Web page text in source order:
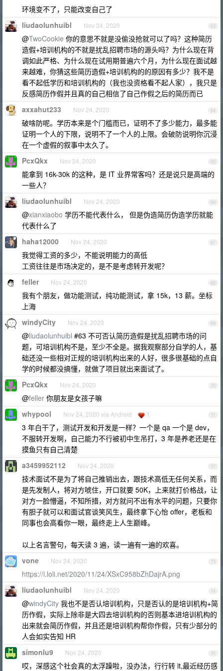
环境变不了，只能改变自己了
63
liudaolunhuibl Nov 24, 2020
@TwoCookie 你的意思不就是没偷没抢就可以了吗？这种简历
造假+培训机构的不就是扰乱招聘市场的源头吗？为什么现在背
调如此严格、为什么现在试用期普遍六个月，为什么现在面试越
来越难，你猜这些简历造假+培训机构的的原因有多少？我不是
看不起低学历和培训机构的（我也没资格看不起人家），我只是
反感简历作假并且真的自己相信了自己作假之后的简历而已
64
axxahut233 Nov 24, 2020
破啥防呢。学历本来是个门槛而已，证明不了多少能力，最多能
证明一个人的下限，说明不了一个人的上限。会破防说明你沉浸
在一个虚假的叙事中太久了。
65
PcxQkx Nov 24, 2020
能拿到 16k-30k 的这种，是 IT 业界常客吗？还是说只是高端的
一些人？
66
liudaolunhuibl Nov 24, 2020
@xianxiaobo 学历不能代表什么， 但是伪造简历伪造学历就能
代表什么了
67
haha12000 Nov 24, 2020
我觉得工资的多少，不能说明能力的高低
工资往往是市场决定的，是不是考虑转开发呢？
68
feller Nov 24, 2020
我有个朋友，做功能测试，纯功能测试，拿 15k，13 薪。坐标
上海
69
windyCity Nov 24, 2020
@liudaolunhuibl #63 不可否认简历造假是扰乱招聘市场的问
题，可培训机构不是，至少不全是。据我观察部分自学的人，基
础还没一些相对正规的培训机构出来的人好，很多很基础的点自
学的时候都没搞懂，就做了项目就出来面试了。
70
PcxQkx Nov 24, 2020
@feller 你朋友是女孩子嘛
71
whypool Nov 24, 2020 via Android 1
3 年白干了，测试开发和开发是一样？一个是 qa 一个是 dev，
不服转开发啊，自己能力不行被初中生吊打，3 年是养老还是在
摸鱼只有自己清楚
72
a3459952112 Nov 24, 2020
技术面试不是为了将自己推销出去，跟技术高低无任何关系，而
是先发制人，将对方唬住，开口就要 50K，上来就打价格战，让
对方一脸懵逼，不知所措，对方就问不出有水平的问题，只要你
有胆子就可以和面试官谈笑风生，最终拿下心怡 offer，老板和
同事也会高看你一眼，最终走上人生巅峰。
以上名言警句，每天读 3 遍，读一遍有一遍的欢喜。
73
vone Nov 24, 2020
https://i.loli.net/2020/11/24/XSxC958bZhDajrA.png
74
liudaolunhuibl Nov 24, 2020
@windyCity 我也不是否认培训机构，只是否认的是培训机构+简
历作假，实际上除非是大四去培训机构的否则基本进培训机构的
出来就会简历作假，并且还是培训机构帮你作假，只有少部分的
人会如实告知 HR
75
simonlu9 Nov 24, 2020
哎，深感这个社会真的太浮躁啦，没办法，行行转 it,最近经历感